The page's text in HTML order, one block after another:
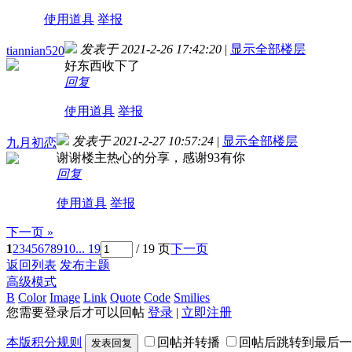
使用道具 举报
tiannian520 发表于 2021-2-26 17:42:20 | 显示全部楼层
好东西收下了
回复
使用道具 举报
九月初恋 发表于 2021-2-27 10:57:24 | 显示全部楼层
谢谢楼主热心的分享，感谢93有你
回复
使用道具 举报
下一页 »
12345678910... 19 / 19 页下一页
返回列表 发布主题
高级模式
B Color Image Link Quote Code Smilies
您需要登录后才可以回帖 登录 | 立即注册
本版积分规则 发表回复 回帖并转播 回帖后跳转到最后